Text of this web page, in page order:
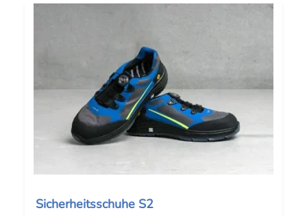
Sicherheitsschuhe S2